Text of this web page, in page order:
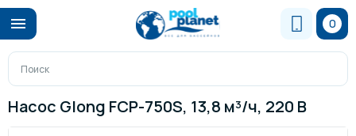
0
Насос Glong FCP-750S, 13,8 м³/ч, 220 В